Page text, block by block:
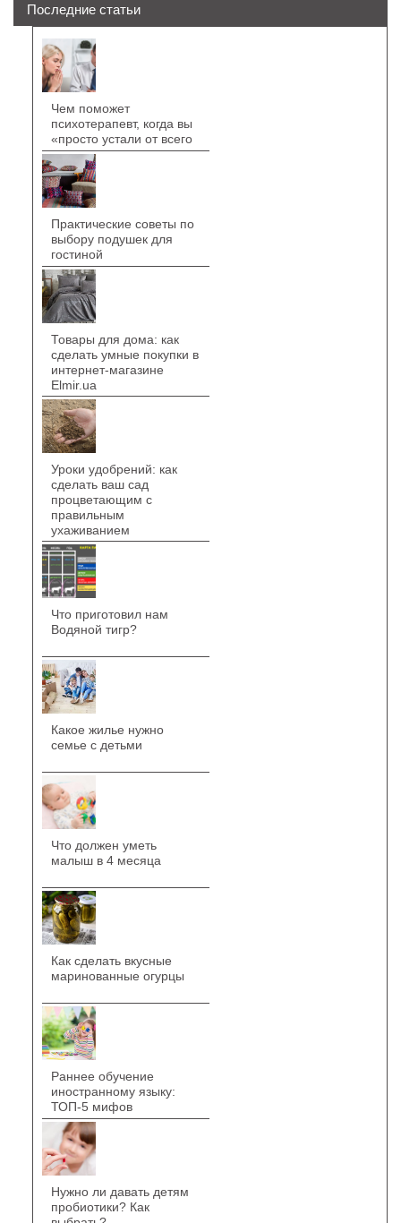
Последние статьи
Чем поможет
психотерапевт, когда вы
«просто устали от всего
Практические советы по
выбору подушек для
гостиной
Товары для дома: как
сделать умные покупки в
интернет-магазине
Elmir.ua
Уроки удобрений: как
сделать ваш сад
процветающим с
правильным
ухаживанием
Что приготовил нам
Водяной тигр?
Какое жилье нужно
семье с детьми
Что должен уметь
малыш в 4 месяца
Как сделать вкусные
маринованные огурцы
Раннее обучение
иностранному языку:
ТОП-5 мифов
Нужно ли давать детям
пробиотики? Как